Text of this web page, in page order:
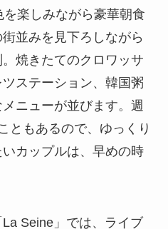
楽しみながら豪華朝食
並みを見下ろしながら
焼きたてのクロワッサ
ステーション、韓国粥
ニューが並びます。週
ともあるので、ゆっくり
カップルは、早めの時
Seine」では、ライブ